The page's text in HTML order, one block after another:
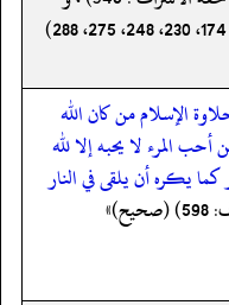
مسند احمد (3/103، 114، 172، 174، 230، 248، 275، 288)
الإسلام من كان الله
المرء لا يحبه إلا لله
يكره أن يلقى في النار